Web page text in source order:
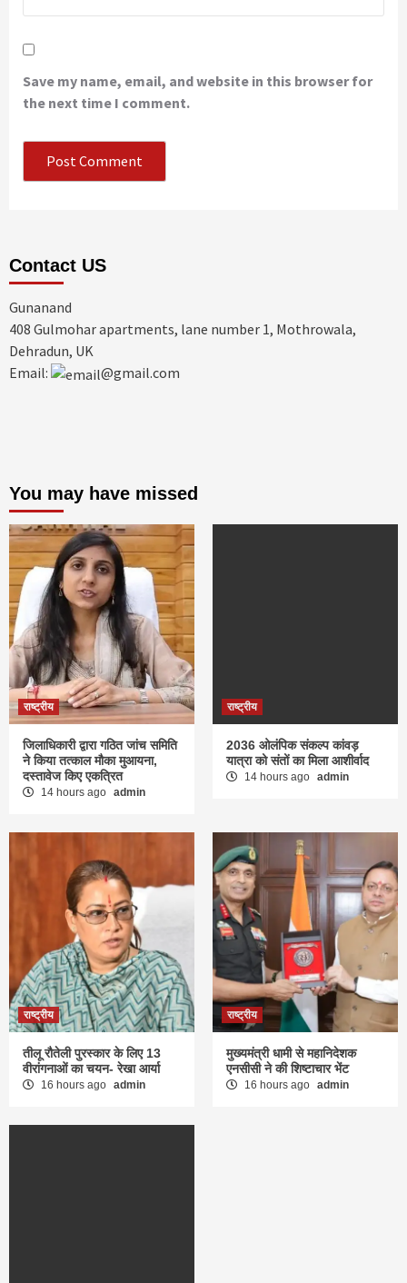
Save my name, email, and website in this browser for
the next time I comment.
Contact US
Gunanand
408 Gulmohar apartments, lane number 1, Mothrowala,
Dehradun, UK
Email:
@gmail.com
You may have missed
राष्ट्रीय
जिलाधिकारी द्वारा गठित जांच समिति
ने किया तत्काल मौका मुआयना,
दस्तावेज किए एकत्रित
14 hours ago admin
राष्ट्रीय
2036 ओलंपिक संकल्प कांवड़
यात्रा को संतों का मिला आशीर्वाद
14 hours ago admin
राष्ट्रीय
तीलू रौतेली पुरस्कार के लिए 13
वीरांगनाओं का चयन- रेखा आर्या
16 hours ago admin
राष्ट्रीय
मुख्यमंत्री धामी से महानिदेशक
एनसीसी ने की शिष्टाचार भेंट
16 hours ago admin